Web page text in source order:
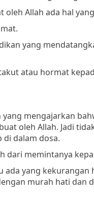
Allah ada hal
yang
atau hormat
mengajarkan
oleh Allah. Jadi
di dalam dosa.
dari memintanya
ada yang
murah hati